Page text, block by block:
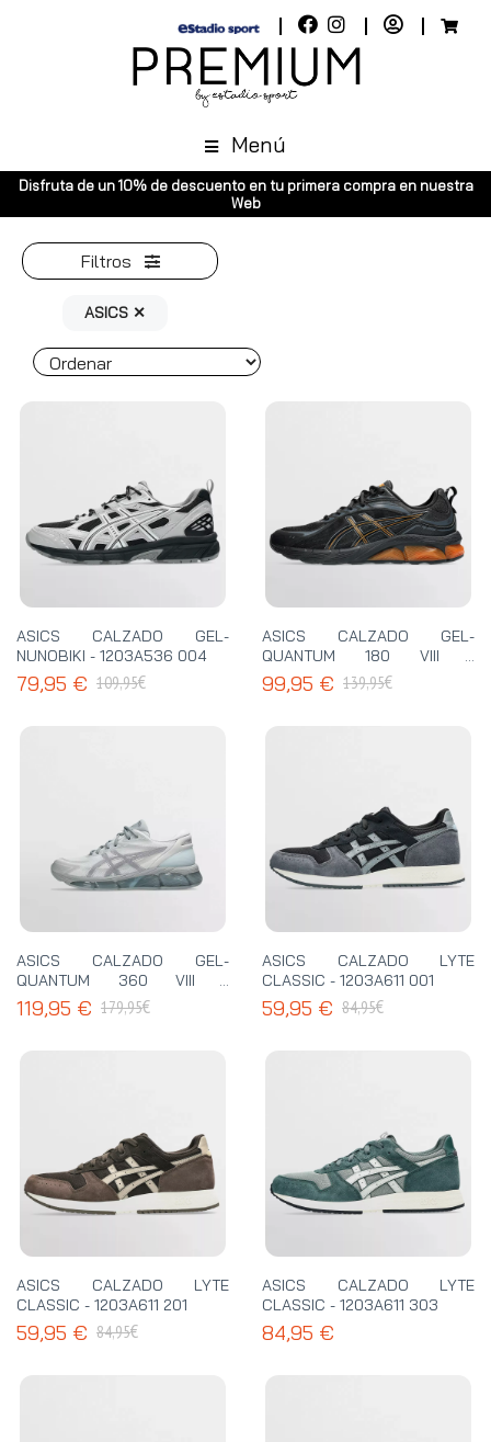
Menú
de descuento en tu primera compra en nuestra
Envíos gratuitos a
Filtros
ASICS ✕
ASICS CALZADO GEL-
NUNOBIKI - 1203A536 004
79,95 € 109,95€
ASICS CALZADO GEL-
QUANTUM 180 VIII -
1203A594 007
99,95 € 139,95€
ASICS CALZADO GEL-
QUANTUM 360 VIII -
1203A305 111
119,95 € 179,95€
ASICS CALZADO LYTE
CLASSIC - 1203A611 001
59,95 € 84,95€
ASICS CALZADO LYTE
CLASSIC - 1203A611 201
59,95 € 84,95€
ASICS CALZADO LYTE
CLASSIC - 1203A611 303
84,95 €